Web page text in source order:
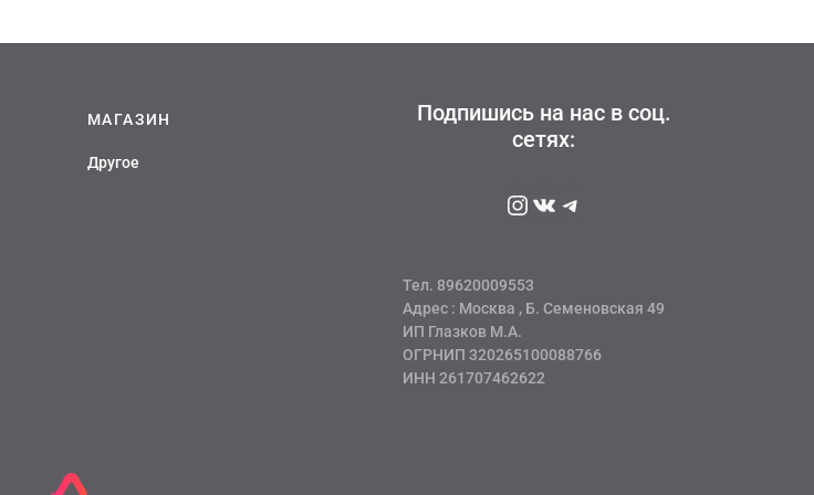
можно
на
товара.
МАГАЗИН
Другое
Подпишись на нас в соц.
сетях:
Instagram
Тел. 89620009553
Адрес : Москва , Б. Семеновская 49
ИП Глазков М.А.
ОГРНИП 320265100088766
ИНН 261707462622